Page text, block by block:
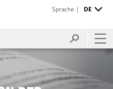
Sprache | DE